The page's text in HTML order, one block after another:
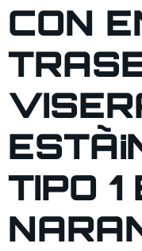
CON
TIPO 1